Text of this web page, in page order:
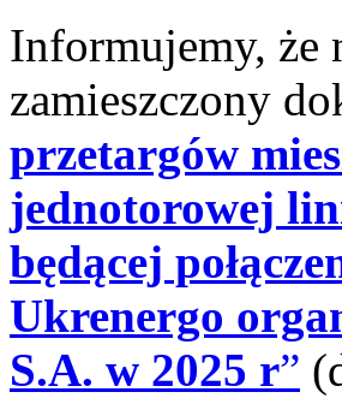
Informujemy, że
zamieszczony
przetargów
jednotorowej
będącej
Ukrenergo
S.A. w 2025 r”